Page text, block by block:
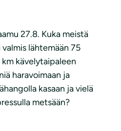
27.8. Kuka meistä
lähtemään 75
kävelytaipaleen
haravoimaan ja
kasaan ja vielä
metsään?